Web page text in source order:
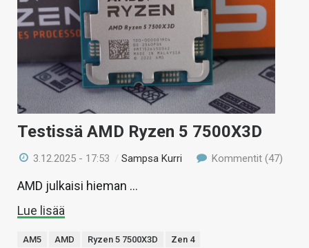
Testissä AMD Ryzen 5 7500X3D
3.12.2025 - 17:53 /Sampsa Kurri Kommentit (47)
AMD julkaisi hieman …
Lue lisää
AM5 AMD Ryzen 5 7500X3D Zen 4